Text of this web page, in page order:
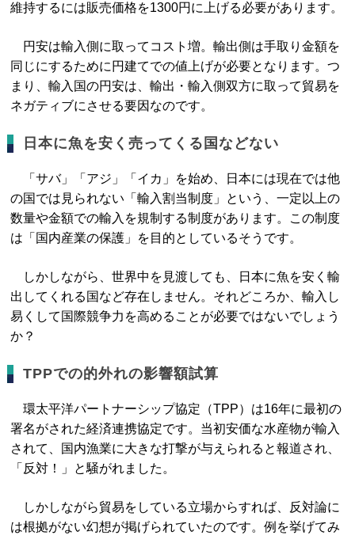
維持するには販売価格を1300円に上げる必要があります。
円安は輸入側に取ってコスト増。輸出側は手取り金額を
同じにするために円建てでの値上げが必要となります。つ
まり、輸入国の円安は、輸出・輸入側双方に取って貿易を
ネガティブにさせる要因なのです。
日本に魚を安く売ってくる国などない
「サバ」「アジ」「イカ」を始め、日本には現在では他
の国では見られない「輸入割当制度」という、一定以上の
数量や金額での輸入を規制する制度があります。この制度
は「国内産業の保護」を目的としているそうです。
しかしながら、世界中を見渡しても、日本に魚を安く輸
出してくれる国など存在しません。それどころか、輸入し
易くして国際競争力を高めることが必要ではないでしょう
か？
TPPでの的外れの影響額試算
環太平洋パートナーシップ協定（TPP）は16年に最初の
署名がされた経済連携協定です。当初安価な水産物が輸入
されて、国内漁業に大きな打撃が与えられると報道され、
「反対！」と騒がれました。
しかしながら貿易をしている立場からすれば、反対論に
は根拠がない幻想が掲げられていたのです。例を挙げてみ